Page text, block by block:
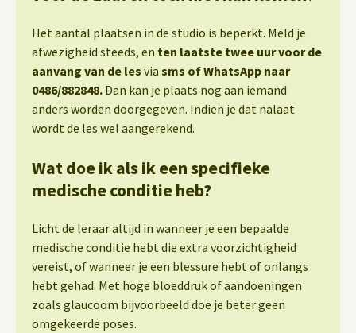
Het aantal plaatsen in de studio is beperkt. Meld je
afwezigheid steeds, en ten laatste twee uur voor de
aanvang van de les via sms of WhatsApp naar
0486/882848. Dan kan je plaats nog aan iemand
anders worden doorgegeven. Indien je dat nalaat
wordt de les wel aangerekend.
Wat doe ik als ik een specifieke
medische conditie heb?
Licht de leraar altijd in wanneer je een bepaalde
medische conditie hebt die extra voorzichtigheid
vereist, of wanneer je een blessure hebt of onlangs
hebt gehad. Met hoge bloeddruk of aandoeningen
zoals glaucoom bijvoorbeeld doe je beter geen
omgekeerde poses.